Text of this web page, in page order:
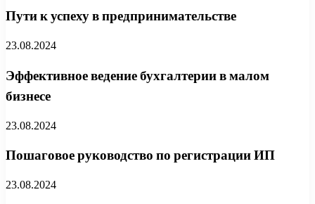
Пути к успеху в предпринимательстве
23.08.2024
Эффективное ведение бухгалтерии в малом
бизнесе
23.08.2024
Пошаговое руководство по регистрации ИП
23.08.2024